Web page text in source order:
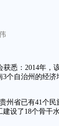
悉：2014年，
自治州的经济
州省已有41个
设了18个骨干